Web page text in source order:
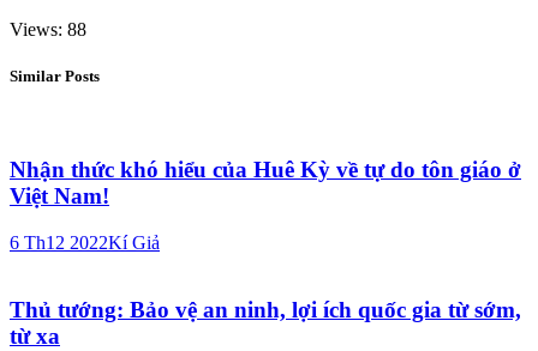
Views: 88
Similar Posts
Nhận thức khó hiểu của Huê Kỳ về tự do tôn giáo ở
Việt Nam!
6 Th12 2022Kí Giả
Thủ tướng: Bảo vệ an ninh, lợi ích quốc gia từ sớm,
từ xa